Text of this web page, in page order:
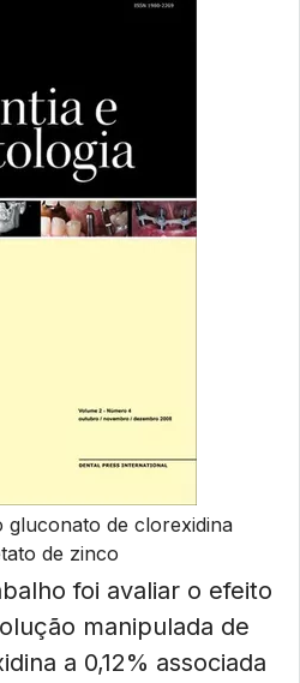
gluconato de clorexidina
de zinco
foi avaliar o efeito
manipulada de
a 0,12% associada